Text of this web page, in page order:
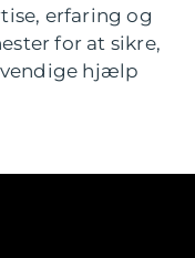
erfaring og
for at sikre,
hjælp